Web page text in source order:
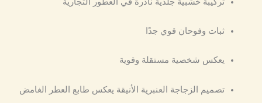
ثبات وفوحان قوي جدًا
يعكس شخصية مستقلة وقوية
تصميم الزجاجة العنبرية الأنيقة يعكس طابع العطر الغامض